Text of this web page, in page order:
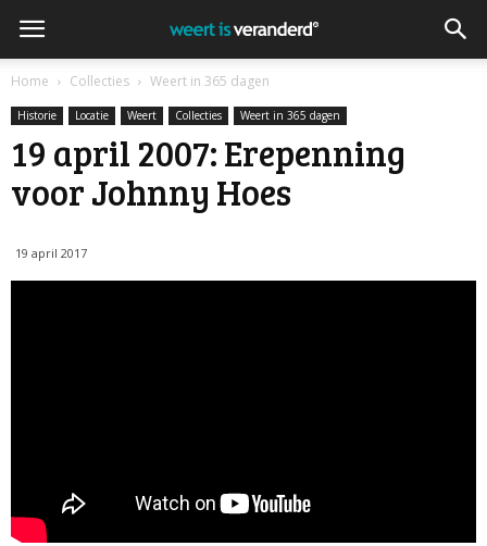
Home Collecties Weert in 365 dagen
Historie Locatie Weert Collecties Weert in 365 dagen
19 april 2007: Erepenning
voor Johnny Hoes
19 april 2017